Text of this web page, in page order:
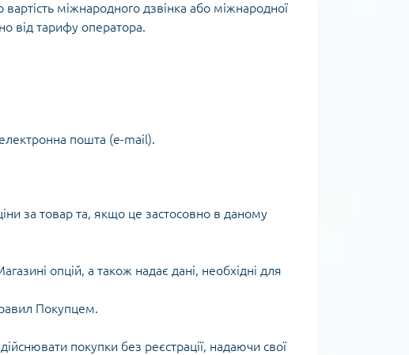
міжнародного дзвінка або міжнародної
від тарифу оператора.
пошта (e-mail).
за товар та, якщо це застосовно в даному
опцій, а також надає дані, необхідні для
Покупцем.
покупки без реєстрації, надаючи свої